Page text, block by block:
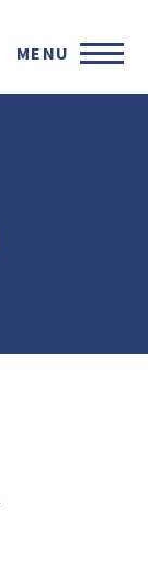
MENU